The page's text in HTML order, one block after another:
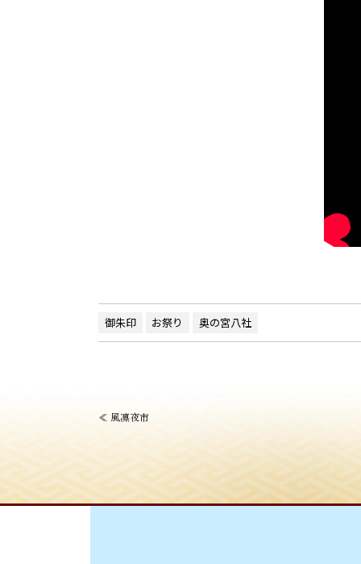
御朱印 お祭り 奥の宮八社
投
ナ
ビ
≪ 風凛夜市